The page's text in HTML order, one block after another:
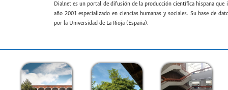
Dialnet es un portal de difusión de la producción científica hispana
año 2001 especializado en ciencias humanas y sociales. Su base de
por la Universidad de La Rioja (España).